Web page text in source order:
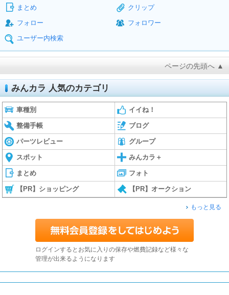
まとめ
クリップ
フォロー
フォロワー
ユーザー内検索
ページの先頭へ ▲
みんカラ 人気のカテゴリ
車種別 イイね！
整備手帳 ブログ
パーツレビュー グループ
スポット みんカラ＋
まとめ フォト
【PR】ショッピング 【PR】オークション
もっと見る
ログインするとお気に入りの保存や燃費記録など様々な
管理が出来るようになります